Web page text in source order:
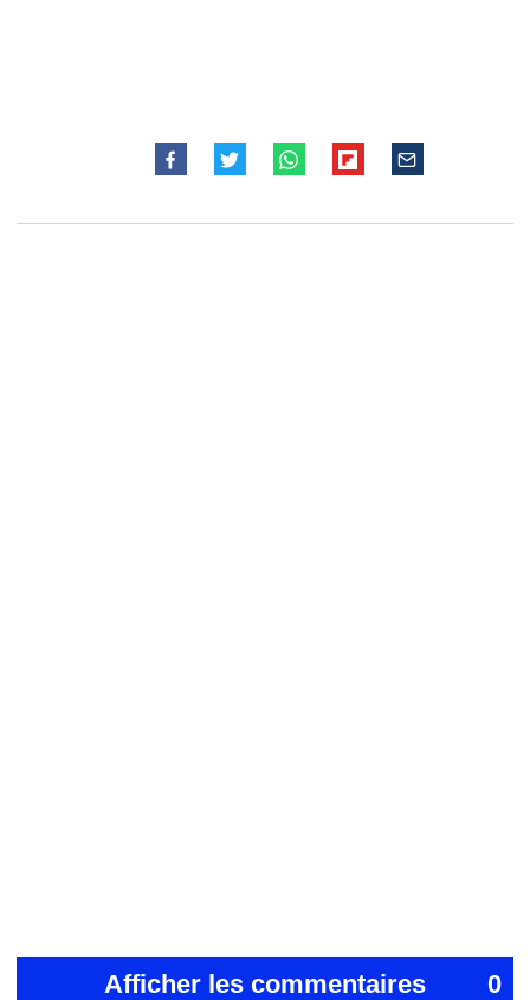
Afficher les commentaires 0